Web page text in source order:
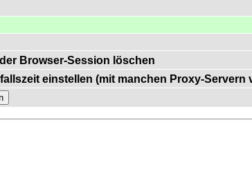
Browser-Session löschen
einstellen (mit manchen Proxy-Servern